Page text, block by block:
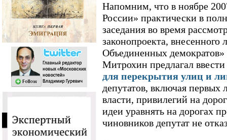
Напомним, что в ноябре
России» практически в
заседания во время
законопроекта,
Объединенных
Митрохин предлагал ввести
для перекрытия улиц и
депутатов, включая первых
власти, привилегий на
идеи уравнять на дорогах
чиновников депутат не